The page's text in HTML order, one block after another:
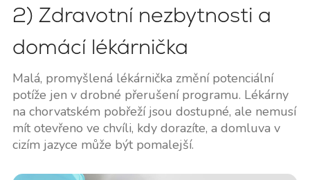
2) Zdravotní nezbytnosti a
domácí lékárnička
Malá, promyšlená lékárnička změní potenciální
potíže jen v drobné přerušení programu. Lékárny
na chorvatském pobřeží jsou dostupné, ale nemusí
mít otevřeno ve chvíli, kdy dorazíte, a domluva v
cizím jazyce může být pomalejší.